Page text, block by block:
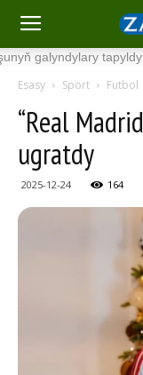
tapyldy ·
Esasy Sport Futbol
“Real
ugratdy
2025-12-24 164